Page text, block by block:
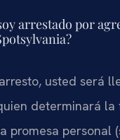
arrestado por
usted será
determinará la
promesa personal